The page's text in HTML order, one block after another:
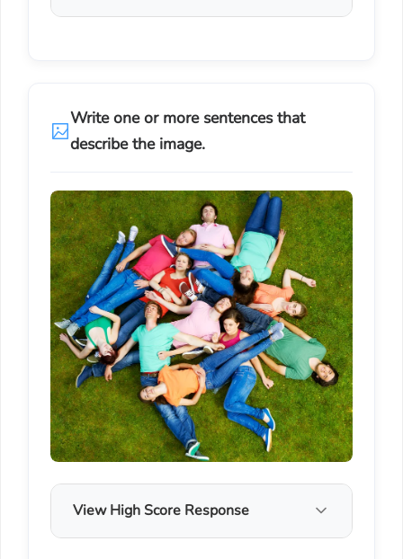
Write one or more sentences that
describe the image.
View High Score Response